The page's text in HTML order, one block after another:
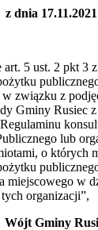
z dnia
art. 5 ust. 2 pkt 3
związku z
Gminy Rusiec z
lub
o których
miejscowego w
organizacji”,
Wójt Gminy